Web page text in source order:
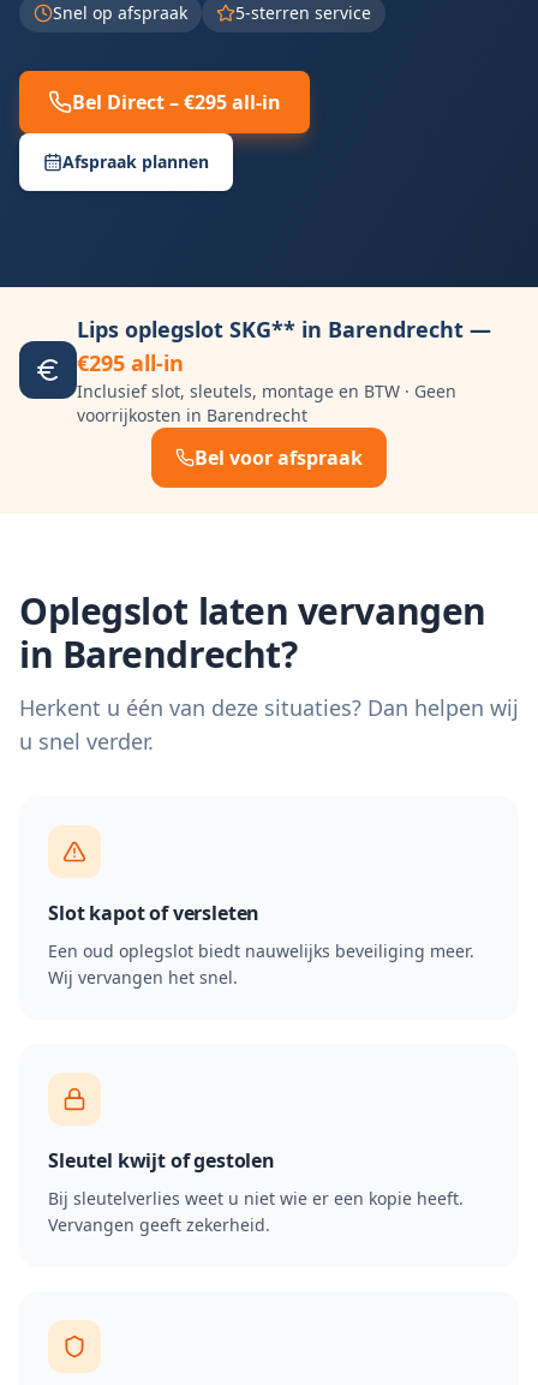
Snel op afspraak
5-sterren service
Bel Direct – €295 all-in
Afspraak plannen
Lips oplegslot SKG** in Barendrecht —
€295 all-in
Inclusief slot, sleutels, montage en BTW · Geen
voorrijkosten in Barendrecht
Bel voor afspraak
Oplegslot laten vervangen
in Barendrecht?
Herkent u één van deze situaties? Dan helpen wij
u snel verder.
Slot kapot of versleten
Een oud oplegslot biedt nauwelijks beveiliging meer.
Wij vervangen het snel.
Sleutel kwijt of gestolen
Bij sleutelverlies weet u niet wie er een kopie heeft.
Vervangen geeft zekerheid.